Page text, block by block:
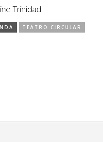
infantil
Trinidad
TEATRO CIRCULAR